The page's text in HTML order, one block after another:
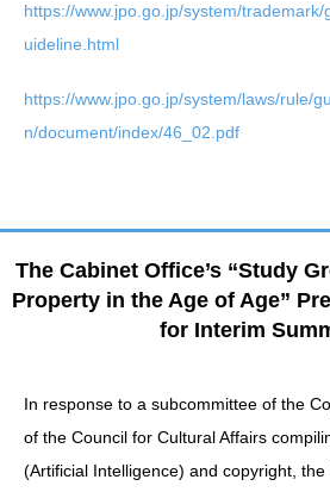
https://www.jpo.go.jp/system/
uideline.html
https://www.jpo.go.jp/system/laws/rule/
n/document/index/46_02.pdf
The Cabinet Office’s “Study
Property in the Age of Age”
for Interim
In response to a subcommittee of the
of the Council for Cultural Affairs
(Artificial Intelligence) and copyright,